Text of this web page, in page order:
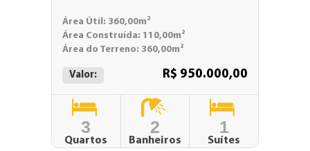
Área Útil: 360,00m²
Área Construída: 110,00m²
Área do Terreno: 360,00m²
Valor: R$ 950.000,00
3
Quartos
2
Banheiros
1
Suítes